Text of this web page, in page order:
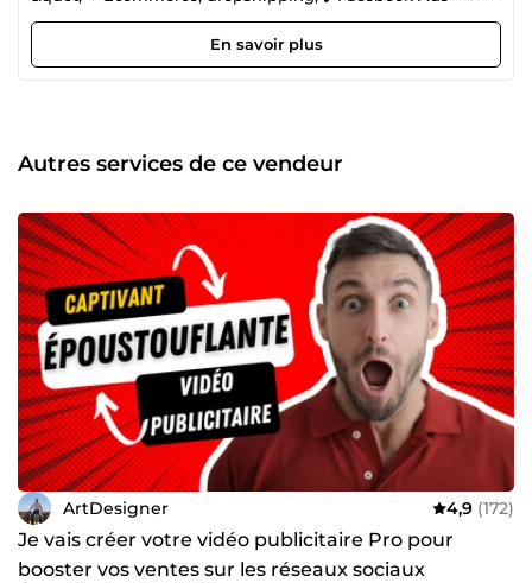
En savoir plus
Autres services de ce vendeur
ArtDesigner 4,9 (172)
Je vais créer votre vidéo publicitaire Pro pour
booster vos ventes sur les réseaux sociaux